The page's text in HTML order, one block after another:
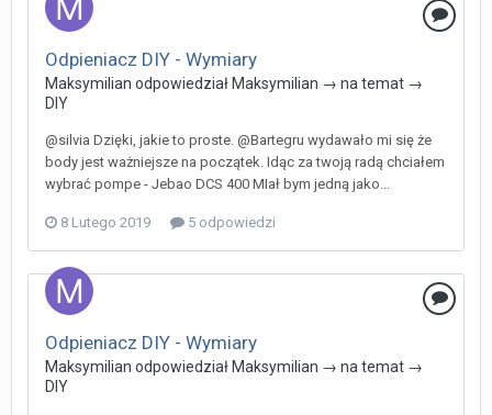
Odpieniacz DIY - Wymiary
Maksymilian odpowiedziałMaksymilian → na temat →
DIY
@silvia Dzięki, jakie to proste. @Bartegru wydawało mi się że
body jest ważniejsze na początek. Idąc za twoją radą chciałem
wybrać pompe - Jebao DCS 400 MIał bym jedną jako...
8 Lutego 2019 5 odpowiedzi
Odpieniacz DIY - Wymiary
Maksymilian odpowiedziałMaksymilian → na temat →
DIY